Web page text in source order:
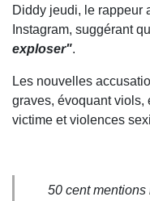
Diddy jeudi, le rappeur
Instagram, suggérant
exploser".
Les nouvelles
graves, évoquant viols,
victime et violences
50 cent